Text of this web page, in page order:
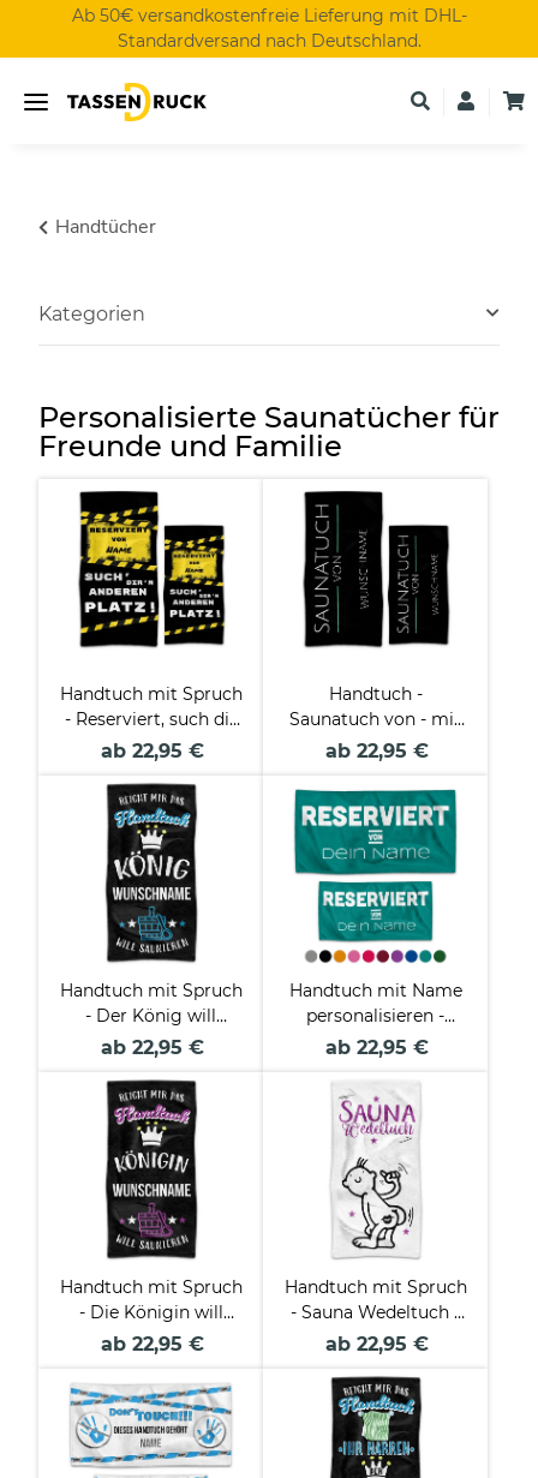
Ab 50€ versandkostenfreie Lieferung mit DHL-
Standardversand nach Deutschland.
Handtücher
Personalisierte Saunatücher für
Freunde und Familie
Handtuch mit Spruch
- Reserviert, such dir
n anderen Platz - mit
Größen
ab 22,95 €
Handtuch -
Saunatuch von - mit
Name - in zwei
ab 22,95 €
Handtuch mit Spruch
- Der König will
saunieren - mit Name
ab 22,95 €
Handtuch mit Name
personalisieren -
Reserviert von - in
Farben
ab 22,95 €
Handtuch mit Spruch
- Die Königin will
saunieren - mit Name
ab 22,95 €
Handtuch mit Spruch
- Sauna Wedeltuch -
in zwei Größen
ab 22,95 €
Kategorien